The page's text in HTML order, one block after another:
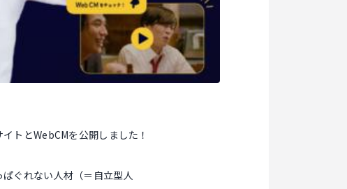
トとWebCMを公開しました！
ぐれない人材（＝自立型人